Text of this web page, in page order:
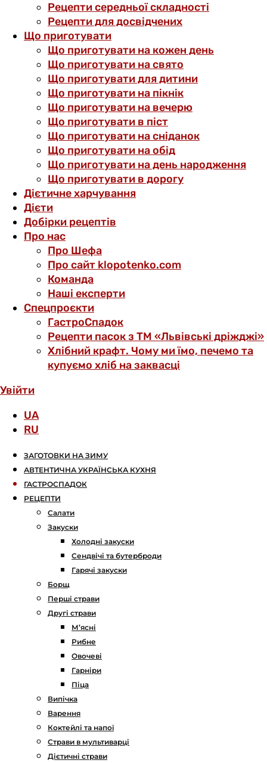
Рецепти середньої складності
Рецепти для досвідчених
Що приготувати
Що приготувати на кожен день
Що приготувати на свято
Що приготувати для дитини
Що приготувати на пікнік
Що приготувати на вечерю
Що приготувати в піст
Що приготувати на сніданок
Що приготувати на обід
Що приготувати на день народження
Що приготувати в дорогу
Дієтичне харчування
Дієти
Добірки рецептів
Про нас
Про Шефа
Про сайт klopotenko.com
Команда
Наші експерти
Спецпроєкти
ГастроСпадок
Рецепти пасок з ТМ «Львівські дріжджі»
Хлібний крафт. Чому ми їмо, печемо та
купуємо хліб на заквасці
Увійти
UA
RU
ЗАГОТОВКИ НА ЗИМУ
АВТЕНТИЧНА УКРАЇНСЬКА КУХНЯ
ГАСТРОСПАДОК
РЕЦЕПТИ
Салати
Закуски
Холодні закуски
Сендвічі та бутерброди
Гарячі закуски
Борщ
Перші страви
Другі страви
М’ясні
Рибне
Овочеві
Гарніри
Піца
Випічка
Варення
Коктейлі та напої
Страви в мультиварці
Дієтичні страви